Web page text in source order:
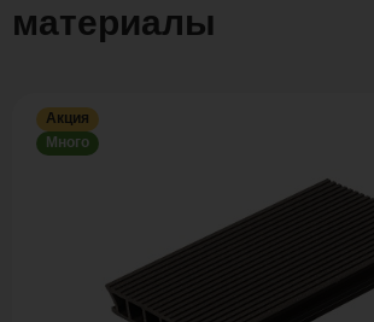
материалы
Акция
Много